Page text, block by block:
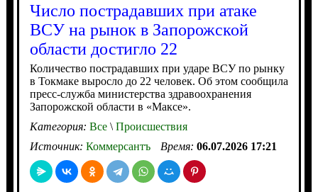
Число пострадавших при атаке
ВСУ на рынок в Запорожской
области достигло 22
Количество пострадавших при ударе ВСУ по рынку
в Токмаке выросло до 22 человек. Об этом сообщила
пресс-служба министерства здравоохранения
Запорожской области в «Максе».
Категория: Все\Происшествия
Источник: Коммерсантъ Время: 06.07.2026 17:21